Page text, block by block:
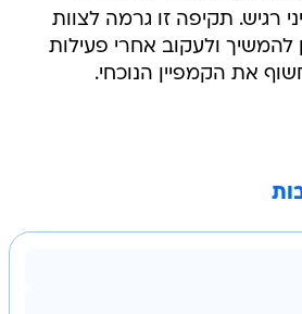
רגיש. תקיפה זו גרמה לצוות
להמשיך ולעקוב אחרי פעילות
את הקמפיין הנוכחי.